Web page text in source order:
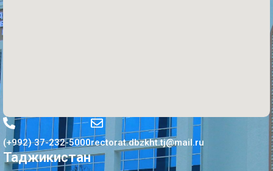
(+992) 37-232-5000rectorat.dbzkht.tj@mail.ru
Таджикистан